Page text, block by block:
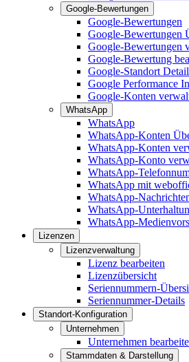
Google-Bewertungen
Google-Bewertungen
Google-Bewertungen
Google-Bewertungen
Google-Bewertung
Google-Standort
Google Performance
Google-Konten
WhatsApp
WhatsApp
WhatsApp-Konten
WhatsApp-Konten
WhatsApp-Konto
WhatsApp-
WhatsApp mit
WhatsApp-
WhatsApp-
WhatsApp-
Lizenzen
Lizenzverwaltung
Lizenz bearbeiten
Lizenzübersicht
Seriennummern-
Seriennummer-Details
Standort-Konfiguration
Unternehmen
Unternehmen
Stammdaten & Darstellung